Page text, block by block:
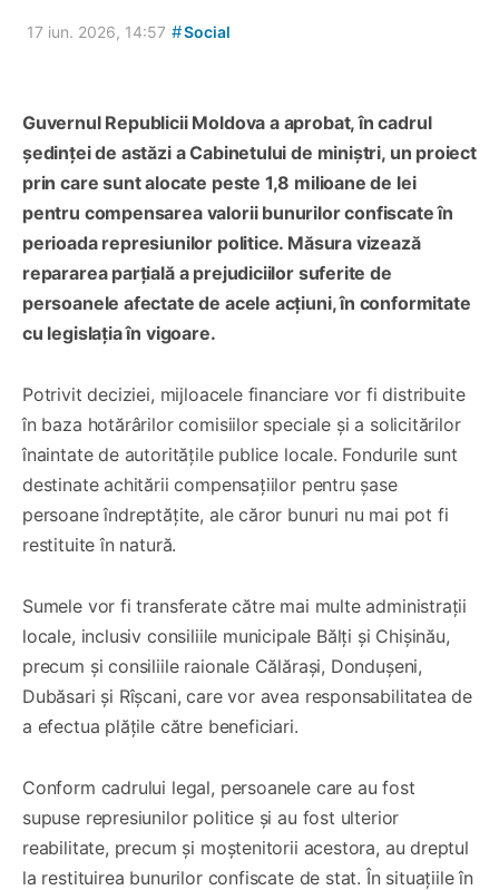
17 iun. 2026, 14:57 #Social
Guvernul Republicii Moldova a aprobat, în cadrul
ședinței de astăzi a Cabinetului de miniștri, un proiect
prin care sunt alocate peste 1,8 milioane de lei
pentru compensarea valorii bunurilor confiscate în
perioada represiunilor politice. Măsura vizează
repararea parțială a prejudiciilor suferite de
persoanele afectate de acele acțiuni, în conformitate
cu legislația în vigoare.
Potrivit deciziei, mijloacele financiare vor fi distribuite
în baza hotărârilor comisiilor speciale și a solicitărilor
înaintate de autoritățile publice locale. Fondurile sunt
destinate achitării compensațiilor pentru șase
persoane îndreptățite, ale căror bunuri nu mai pot fi
restituite în natură.
Sumele vor fi transferate către mai multe administrații
locale, inclusiv consiliile municipale Bălți și Chișinău,
precum și consiliile raionale Călărași, Dondușeni,
Dubăsari și Rîșcani, care vor avea responsabilitatea de
a efectua plățile către beneficiari.
Conform cadrului legal, persoanele care au fost
supuse represiunilor politice și au fost ulterior
reabilitate, precum și moștenitorii acestora, au dreptul
la restituirea bunurilor confiscate de stat. În situațiile în